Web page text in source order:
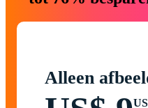
Alleen